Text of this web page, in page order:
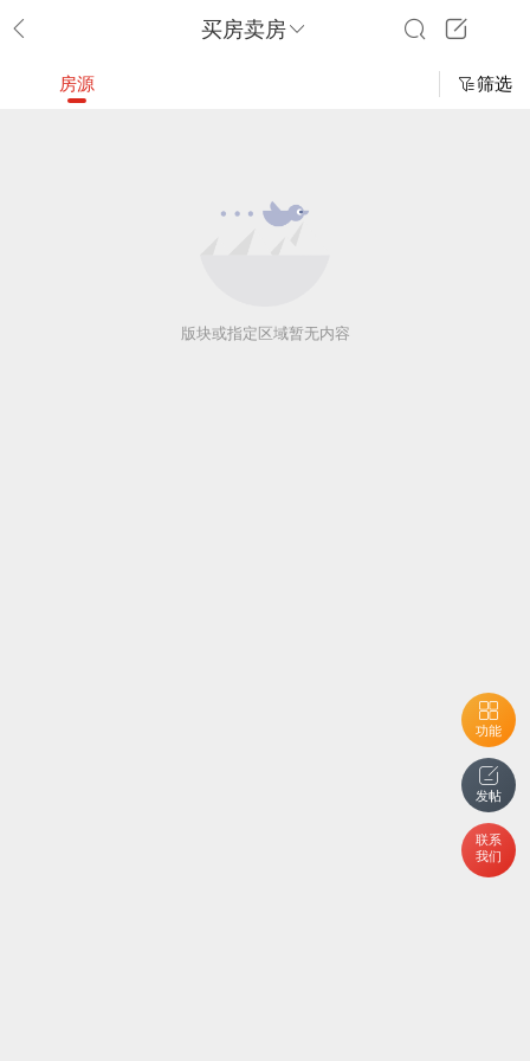
买房卖房
功能
发帖
联系
我们
房源 筛选
版块或指定区域暂无内容